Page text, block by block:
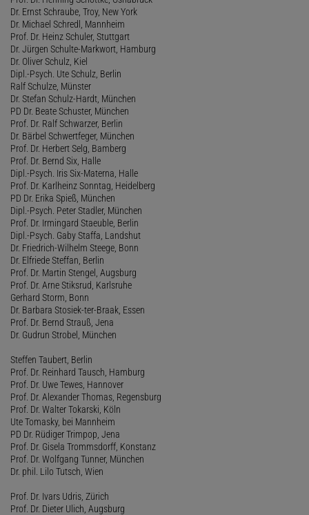
Dr. Ernst Schraube, Troy, New York
Dr. Michael Schredl, Mannheim
Prof. Dr. Heinz Schuler, Stuttgart
Dr. Jürgen Schulte-Markwort, Hamburg
Dr. Oliver Schulz, Kiel
Dipl.-Psych. Ute Schulz, Berlin
Ralf Schulze, Münster
Dr. Stefan Schulz-Hardt, München
PD Dr. Beate Schuster, München
Prof. Dr. Ralf Schwarzer, Berlin
Dr. Bärbel Schwertfeger, München
Prof. Dr. Herbert Selg, Bamberg
Prof. Dr. Bernd Six, Halle
Dipl.-Psych. Iris Six-Materna, Halle
Prof. Dr. Karlheinz Sonntag, Heidelberg
PD Dr. Erika Spieß, München
Dipl.-Psych. Peter Stadler, München
Prof. Dr. Irmingard Staeuble, Berlin
Dipl.-Psych. Gaby Staffa, Landshut
Dr. Friedrich-Wilhelm Steege, Bonn
Dr. Elfriede Steffan, Berlin
Prof. Dr. Martin Stengel, Augsburg
Prof. Dr. Arne Stiksrud, Karlsruhe
Gerhard Storm, Bonn
Dr. Barbara Stosiek-ter-Braak, Essen
Prof. Dr. Bernd Strauß, Jena
Dr. Gudrun Strobel, München
Steffen Taubert, Berlin
Prof. Dr. Reinhard Tausch, Hamburg
Prof. Dr. Uwe Tewes, Hannover
Prof. Dr. Alexander Thomas, Regensburg
Prof. Dr. Walter Tokarski, Köln
Ute Tomasky, bei Mannheim
PD Dr. Rüdiger Trimpop, Jena
Prof. Dr. Gisela Trommsdorff, Konstanz
Prof. Dr. Wolfgang Tunner, München
Dr. phil. Lilo Tutsch, Wien
Prof. Dr. Ivars Udris, Zürich
Prof. Dr. Dieter Ulich, Augsburg